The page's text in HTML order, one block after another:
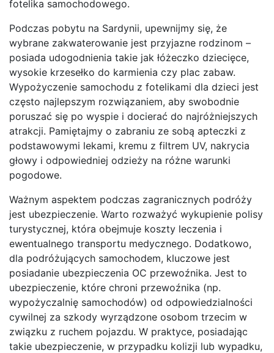
fotelika samochodowego.
Podczas pobytu na Sardynii, upewnijmy się, że
wybrane zakwaterowanie jest przyjazne rodzinom –
posiada udogodnienia takie jak łóżeczko dziecięce,
wysokie krzesełko do karmienia czy plac zabaw.
Wypożyczenie samochodu z fotelikami dla dzieci jest
często najlepszym rozwiązaniem, aby swobodnie
poruszać się po wyspie i docierać do najróżniejszych
atrakcji. Pamiętajmy o zabraniu ze sobą apteczki z
podstawowymi lekami, kremu z filtrem UV, nakrycia
głowy i odpowiedniej odzieży na różne warunki
pogodowe.
Ważnym aspektem podczas zagranicznych podróży
jest ubezpieczenie. Warto rozważyć wykupienie polisy
turystycznej, która obejmuje koszty leczenia i
ewentualnego transportu medycznego. Dodatkowo,
dla podróżujących samochodem, kluczowe jest
posiadanie ubezpieczenia OC przewoźnika. Jest to
ubezpieczenie, które chroni przewoźnika (np.
wypożyczalnię samochodów) od odpowiedzialności
cywilnej za szkody wyrządzone osobom trzecim w
związku z ruchem pojazdu. W praktyce, posiadając
takie ubezpieczenie, w przypadku kolizji lub wypadku,